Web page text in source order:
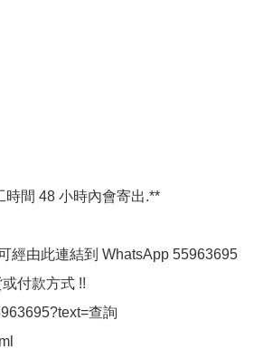
時間 48 小時內會寄出.**
經由此連結到 WhatsApp 55963695
付款方式 !!
查詢